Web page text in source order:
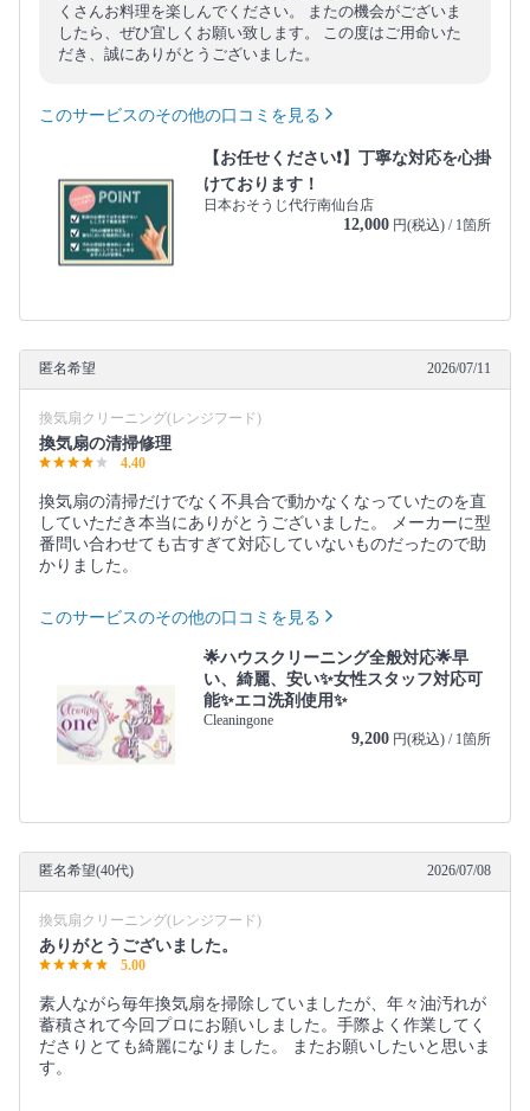
くさんお料理を楽しんでください。 またの機会がございま
したら、ぜひ宜しくお願い致します。 この度はご用命いた
だき、誠にありがとうございました。
このサービスのその他の口コミを見る
【お任せください❗️】丁寧な対応を心掛
けております！
日本おそうじ代行南仙台店
12,000 円(税込) / 1箇所
匿名希望 2026/07/11
換気扇クリーニング(レンジフード)
換気扇の清掃修理
4.40
換気扇の清掃だけでなく不具合で動かなくなっていたのを直
していただき本当にありがとうございました。 メーカーに型
番問い合わせても古すぎて対応していないものだったので助
かりました。
このサービスのその他の口コミを見る
🌟ハウスクリーニング全般対応🌟早
い、綺麗、安い✨女性スタッフ対応可
能✨エコ洗剤使用✨
Cleaningone
9,200 円(税込) / 1箇所
匿名希望(40代) 2026/07/08
換気扇クリーニング(レンジフード)
ありがとうございました。
5.00
素人ながら毎年換気扇を掃除していましたが、年々油汚れが
蓄積されて今回プロにお願いしました。手際よく作業してく
ださりとても綺麗になりました。 またお願いしたいと思いま
す。